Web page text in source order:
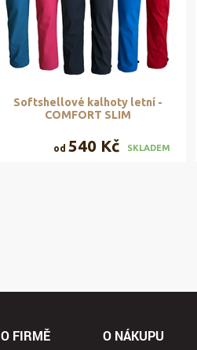
Softshellové kalhoty letní -
COMFORT SLIM
od 540 Kč SKLADEM
O FIRMĚ O NÁKUPU